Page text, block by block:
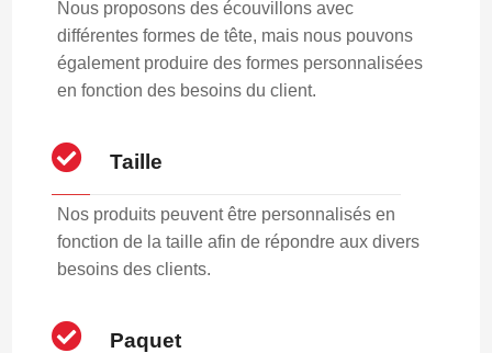
Nous proposons des écouvillons avec
différentes formes de tête, mais nous pouvons
également produire des formes personnalisées
en fonction des besoins du client.
Taille
Nos produits peuvent être personnalisés en
fonction de la taille afin de répondre aux divers
besoins des clients.
Paquet